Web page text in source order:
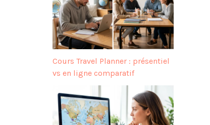
Cours Travel Planner : présentiel
vs en ligne comparatif